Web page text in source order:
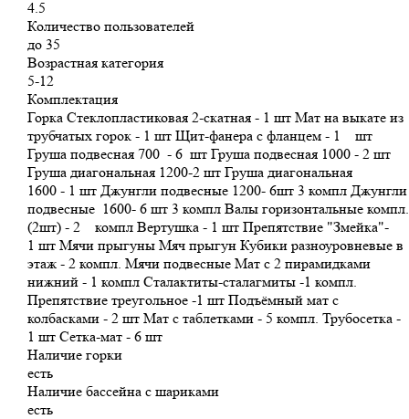
4.5
Количество пользователей
до 35
Возрастная категория
5-12
Комплектация
Горка Стеклопластиковая 2-скатная - 1 шт Мат на выкате из
трубчатых горок - 1 шт Щит-фанера с фланцем - 1 шт
Груша подвесная 700 - 6 шт Груша подвесная 1000 - 2 шт
Груша диагональная 1200-2 шт Груша диагональная
1600 - 1 шт Джунгли подвесные 1200- 6шт 3 компл Джунгли
подвесные 1600- 6 шт 3 компл Валы горизонтальные компл.
(2шт) - 2 компл Вертушка - 1 шт Препятствие "Змейка"-
1 шт Мячи прыгуны Мяч прыгун Кубики разноуровневые в
этаж - 2 компл. Мячи подвесные Мат с 2 пирамидками
нижний - 1 компл Сталактиты-сталагмиты -1 компл.
Препятствие треугольное -1 шт Подъёмный мат с
колбасками - 2 шт Мат с таблетками - 5 компл. Трубосетка -
1 шт Сетка-мат - 6 шт
Наличие горки
есть
Наличие бассейна с шариками
есть